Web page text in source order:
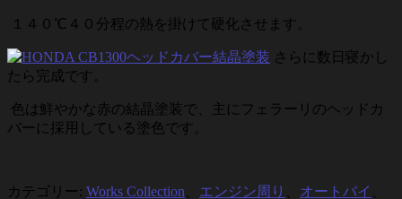
１４０℃４０分程の熱を掛けて硬化させます。
さらに数日寝かし
たら完成です。
色は鮮やかな赤の結晶塗装で、主にフェラーリのヘッドカ
バーに採用している塗色です。
カテゴリー: Works Collection エンジン周り オートバイ